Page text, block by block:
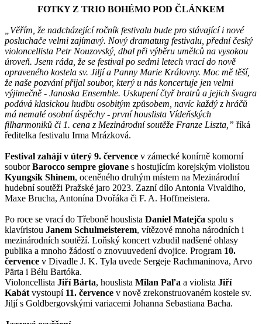
FOTKY Z TRIO BOHÉMO POD ČLÁNKEM
„Věřím, že nadcházející ročník festivalu bude pro stávající i nové
posluchače velmi zajímavý. Nový dramaturg festivalu, přední český
violoncellista Petr Nouzovský, dbal při výběru umělců na vysokou
úroveň. Jsem ráda, že se festival po sedmi letech vrací do nově
opraveného kostela sv. Jiljí a Panny Marie Královny. Moc mě těší,
že naše pozvání přijal soubor, který u nás koncertuje jen velmi
výjimečně - Janoska Ensemble. Uskupení čtyř bratrů a jejich švagra
podává klasickou hudbu osobitým způsobem, navíc každý z hráčů
má nemalé osobní úspěchy - první houslista Vídeňských
filharmoniků či 1. cena z Mezinárodní soutěže Franze Liszta,” říká
ředitelka festivalu Irma Mrázková.
Festival zahájí v úterý 9. července v zámecké konírně komorní
souborBarocco sempre giovane s hostujícím korejským violistou
Kyungsik Shinem, oceněného druhým místem na Mezinárodní
hudební soutěži Pražské jaro 2023. Zazní dílo Antonia Vivaldiho,
Maxe Brucha, Antonína Dvořáka či F. A. Hoffmeistera.
Po roce se vrací do Třeboně houslista Daniel Matejča spolu s
klavíristou Janem Schulmeisterem, vítězové mnoha národních i
mezinárodních soutěží. Loňský koncert vzbudil nadšené ohlasy
publika a mnoho žádostí o znovuuvedení dvojice. Program 10.
července v Divadle J. K. Tyla uvede Sergeje Rachmaninova, Arvo
Pärta i Bélu Bartóka.
Violoncellista Jiří Bárta, houslista Milan Paľa a violista Jiří
Kabát vystoupí 11. července v nově zrekonstruovaném kostele sv.
Jiljí s Goldbergovskými variacemi Johanna Sebastiana Bacha.